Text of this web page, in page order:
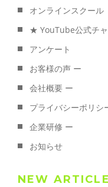
オンラインスクール
★ YouTube公式チ
アンケート
お客様の声 ー
会社概要 ー
プライバシーポリシ
企業研修 ー
お知らせ
NEW ARTICLE